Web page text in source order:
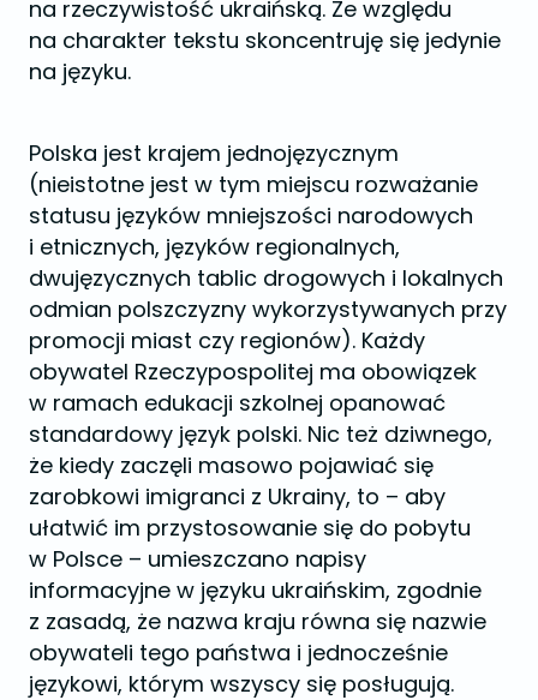
na rzeczywistość ukraińską. Ze względu
na charakter tekstu skoncentruję się jedynie
na języku.
Polska jest krajem jednojęzycznym
(nieistotne jest w tym miejscu rozważanie
statusu języków mniejszości narodowych
i etnicznych, języków regionalnych,
dwujęzycznych tablic drogowych i lokalnych
odmian polszczyzny wykorzystywanych przy
promocji miast czy regionów). Każdy
obywatel Rzeczypospolitej ma obowiązek
w ramach edukacji szkolnej opanować
standardowy język polski. Nic też dziwnego,
że kiedy zaczęli masowo pojawiać się
zarobkowi imigranci z Ukrainy, to – aby
ułatwić im przystosowanie się do pobytu
w Polsce – umieszczano napisy
informacyjne w języku ukraińskim, zgodnie
z zasadą, że nazwa kraju równa się nazwie
obywateli tego państwa i jednocześnie
językowi, którym wszyscy się posługują.